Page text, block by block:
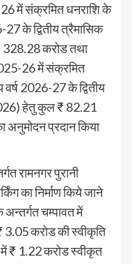
26 में संक्रमित धनराशि के
27 के द्वितीय त्रैमासिक
328.28 करोड तथा
26 में संक्रमित
2026-27 के द्वितीय
हेतु कुल ₹ 82.21
अनुमोदन प्रदान किया
रामनगर पुरानी
का निर्माण किये जाने
चम्पावत में
3.05 करोड की स्वीकृति
में ₹ 1.22 करोड स्वीकृत